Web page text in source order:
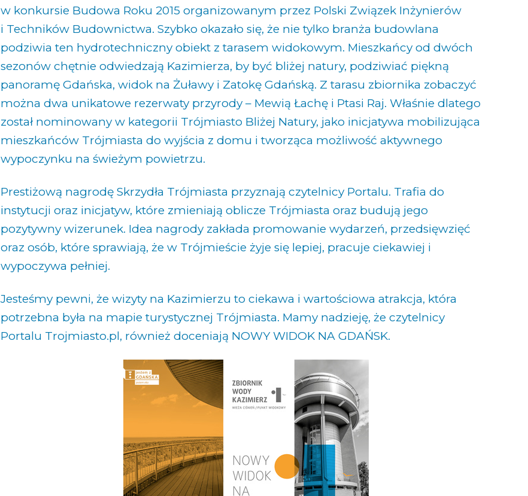
w konkursie Budowa Roku 2015 organizowanym przez Polski Związek Inżynierów
i Techników Budownictwa. Szybko okazało się, że nie tylko branża budowlana
podziwia ten hydrotechniczny obiekt z tarasem widokowym. Mieszkańcy od dwóch
sezonów chętnie odwiedzają Kazimierza, by być bliżej natury, podziwiać piękną
panoramę Gdańska, widok na Żuławy i Zatokę Gdańską. Z tarasu zbiornika zobaczyć
można dwa unikatowe rezerwaty przyrody – Mewią Łachę i Ptasi Raj. Właśnie dlatego
został nominowany w kategorii Trójmiasto Bliżej Natury, jako inicjatywa mobilizująca
mieszkańców Trójmiasta do wyjścia z domu i tworząca możliwość aktywnego
wypoczynku na świeżym powietrzu.
Prestiżową nagrodę Skrzydła Trójmiasta przyznają czytelnicy Portalu. Trafia do
instytucji oraz inicjatyw, które zmieniają oblicze Trójmiasta oraz budują jego
pozytywny wizerunek. Idea nagrody zakłada promowanie wydarzeń, przedsięwzięć
oraz osób, które sprawiają, że w Trójmieście żyje się lepiej, pracuje ciekawiej i
wypoczywa pełniej.
Jesteśmy pewni, że wizyty na Kazimierzu to ciekawa i wartościowa atrakcja, która
potrzebna była na mapie turystycznej Trójmiasta. Mamy nadzieję, że czytelnicy
Portalu Trojmiasto.pl, również doceniają NOWY WIDOK NA GDAŃSK.